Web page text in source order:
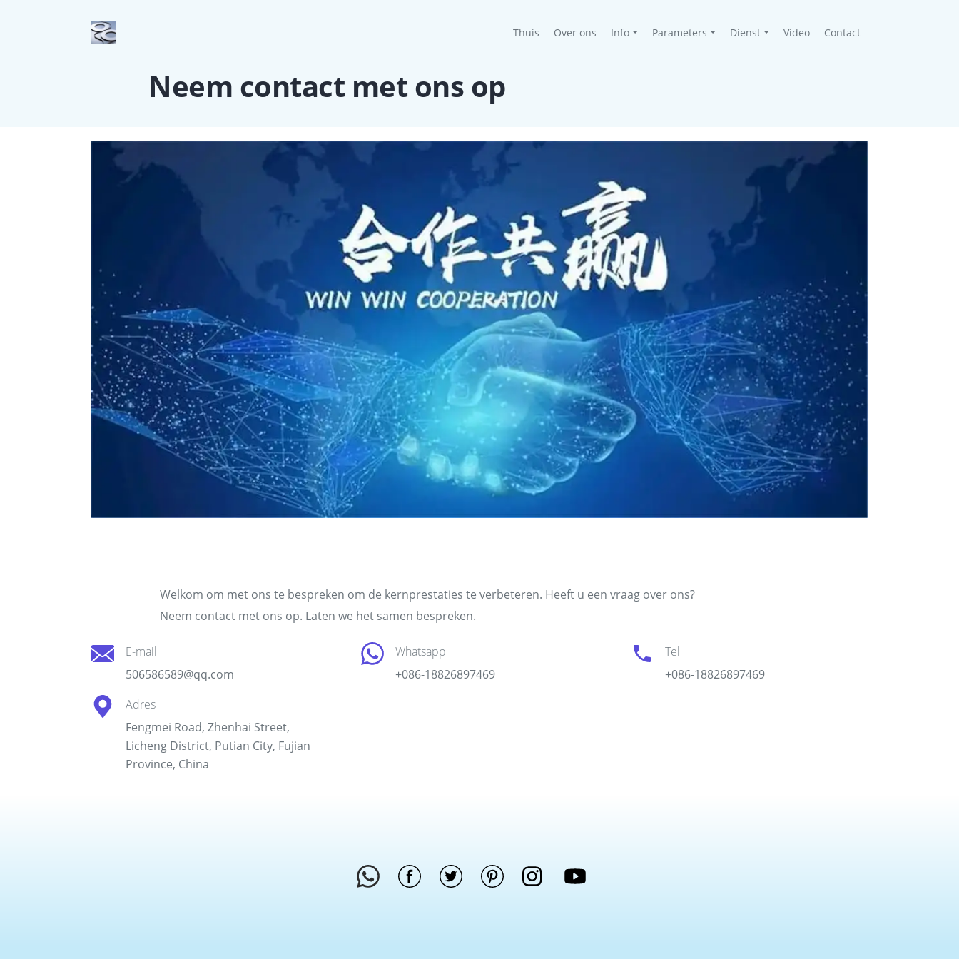
Thuis (current)
Over ons Info Parameters Dienst Video Contact
Neem contact met ons op
Welkom om met ons te bespreken om de kernprestaties te verbeteren. Heeft u een vraag over ons?
Neem contact met ons op. Laten we het samen bespreken.
E-mail
506586589@qq.com
Whatsapp
+086-18826897469
Tel
+086-18826897469
Adres
Fengmei Road, Zhenhai Street,
Licheng District, Putian City, Fujian
Province, China